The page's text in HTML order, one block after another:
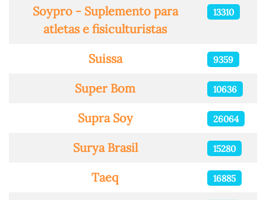
Soypro - Suplemento para
atletas e fisiculturistas
13310
Suissa 9359
Super Bom 10636
Supra Soy 26064
Surya Brasil 15280
Taeq 16885